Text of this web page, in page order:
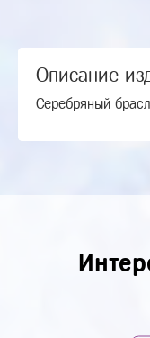
Описание
Серебряный